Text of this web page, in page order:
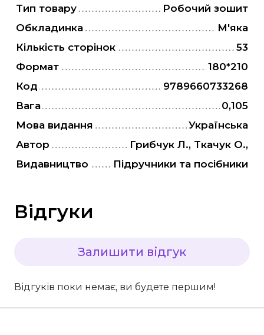
Тип товару
Робочий зошит
Обкладинка
М'яка
Кількість сторінок
53
Формат
180*210
Код
9789660733268
Вага
0,105
Мова видання
Українська
Автор
Грибчук Л., Ткачук О.,
Видавництво
Підручники та посібники
Відгуки
Залишити відгук
Відгуків поки немає, ви будете першим!
11 клас
Художня література
"Є" Підтримка, витратьте вашу тисячу з
користю
Для дітей
Для дорослих